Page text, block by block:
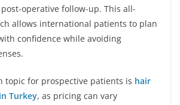
operative follow-up. This all-
allows international patients to plan
confidence while avoiding
topic for prospective patients is hair
Turkey, as pricing can vary